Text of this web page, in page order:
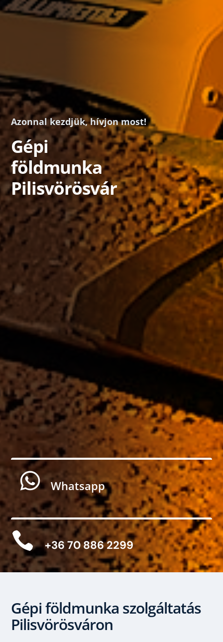
Azonnal kezdjük, hívjon most!
Gépi
földmunka
Pilisvörösvár
 Whatsapp
 +36 70 886 2299
Gépi földmunka szolgáltatás
Pilisvörösváron